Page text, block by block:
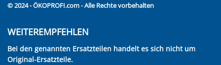
© 2024 - ÖKOPROFI.com - Alle Rechte vorbehalten
WEITEREMPFEHLEN
Bei den genannten Ersatzteilen handelt es sich nicht um
Original-Ersatzteile.